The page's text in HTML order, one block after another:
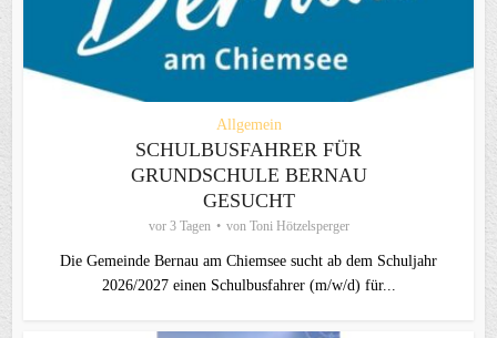
Allgemein
SCHULBUSFAHRER FÜR
GRUNDSCHULE BERNAU
GESUCHT
vor 3 Tagen von Toni Hötzelsperger
Die Gemeinde Bernau am Chiemsee sucht ab dem Schuljahr
2026/2027 einen Schulbusfahrer (m/w/d) für...